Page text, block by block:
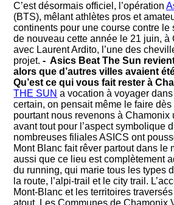
C’est désormais officiel, l’opération
(BTS), mêlant athlètes pros et
continents pour une course contre le
de nouveau cette année le 21 juin, à
avec Laurent Ardito, l’une des
projet.- Asics Beat The Sun
alors que d’autres villes avaient
Qu’est ce qui vous fait rester à
THE SUN a vocation à voyager dans
certain, on pensait même le faire dès
pourtant nous revenons à Chamonix
avant tout pour l’aspect symbolique
nombreuses filiales ASICS ont
Mont Blanc fait rêver partout dans le
aussi que ce lieu est complètement
du running, qui marie tous les types
la route, l’alpi-trail et le city trail.
Mont-Blanc et les territoires
atout. Les Communes de Chamonix